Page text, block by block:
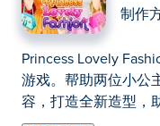
制作
Princess Lovely
游戏。帮助两位小公
容，打造全新造型，